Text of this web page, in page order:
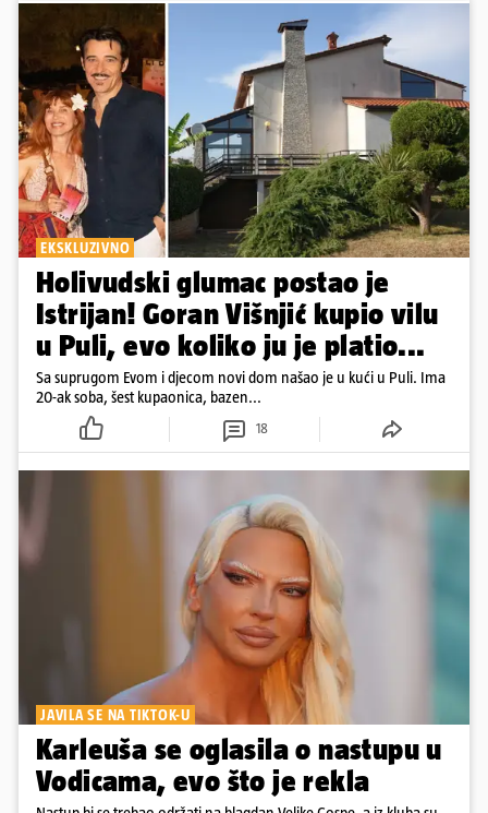
EKSKLUZIVNO
Holivudski glumac postao je
Istrijan! Goran Višnjić kupio vilu
u Puli, evo koliko ju je platio...
Sa suprugom Evom i djecom novi dom našao je u kući u Puli. Ima
20-ak soba, šest kupaonica, bazen...
18
JAVILA SE NA TIKTOK-U
Karleuša se oglasila o nastupu u
Vodicama, evo što je rekla